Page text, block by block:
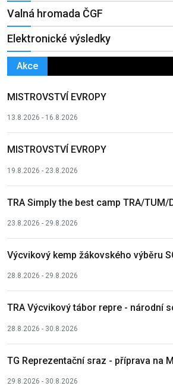
Valná hromada ČGF
Elektronické výsledky
Akce
MISTROVSTVÍ EVROPY
13.8.2026 - 16.8.2026
MISTROVSTVÍ EVROPY
19.8.2026 - 23.8.2026
TRA Simply the best camp TRA/TUM/
23.8.2026 - 29.8.2026
Výcvikový kemp žákovského výběru
28.8.2026 - 29.8.2026
TRA Výcvikový tábor repre - národní
28.8.2026 - 30.8.2026
TG Reprezentační sraz - příprava na
29.8.2026 - 30.8.2026